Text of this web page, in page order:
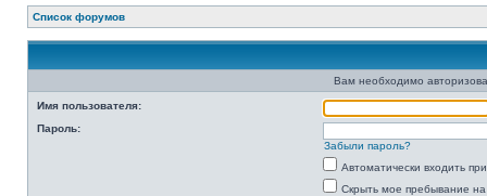
Список форумов
Вам необходимо
Имя пользователя:
Пароль:
Забыли пароль?
Автоматически входить
Скрыть мое пребывание